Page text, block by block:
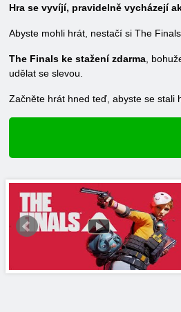
Hra se vyvíjí, pravidelně vycházejí
Abyste mohli hrát, nestačí si The
The Finals ke stažení zdarma ,
udělat se slevou.
Začněte hrát hned teď, abyste se stali